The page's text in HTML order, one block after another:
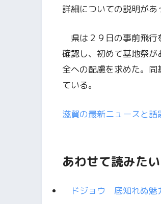
詳細についての説明があ
県は２９日の事前飛行
確認し、初めて基地祭
全への配慮を求めた。
ている。
滋賀の最新ニュースと話
あわせて読みたい
ドジョウ 底知れぬ魅